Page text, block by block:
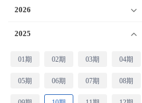
2026
2025
01期 02期 03期 04期
05期 06期 07期 08期